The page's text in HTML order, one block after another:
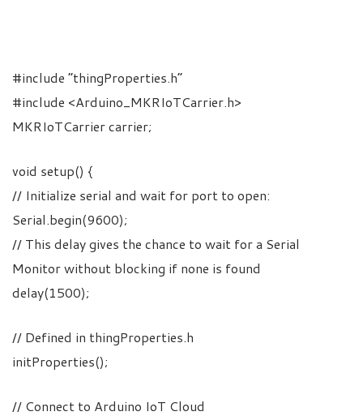
#include “thingProperties.h”
#include <Arduino_MKRIoTCarrier.h>
MKRIoTCarrier carrier;
void setup() {
// Initialize serial and wait for port to open:
Serial.begin(9600);
// This delay gives the chance to wait for a Serial
Monitor without blocking if none is found
delay(1500);
// Defined in thingProperties.h
initProperties();
// Connect to Arduino IoT Cloud